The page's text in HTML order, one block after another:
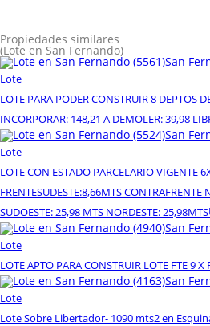
Propiedades similares
(Lote en San Fernando)
San
Lote
LOTE PARA PODER CONSTRUIR 8 DEPTOS
INCORPORAR: 148,21 A DEMOLER: 39,98
San
Lote
LOTE CON ESTADO PARCELARIO VIGENTE
FRENTESUDESTE:8,66MTS CONTRAFRENTE
SUDOESTE: 25,98 MTS NORDESTE: 25,98MTS
San
Lote
LOTE APTO PARA CONSTRUIR LOTE FTE 9 X
San
Lote
Lote Sobre Libertador- 1090 mts2 en